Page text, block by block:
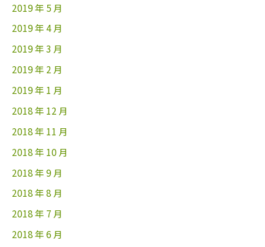
2019 年 5 月
2019 年 4 月
2019 年 3 月
2019 年 2 月
2019 年 1 月
2018 年 12 月
2018 年 11 月
2018 年 10 月
2018 年 9 月
2018 年 8 月
2018 年 7 月
2018 年 6 月